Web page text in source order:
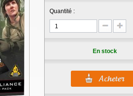
Quantité :
En stock